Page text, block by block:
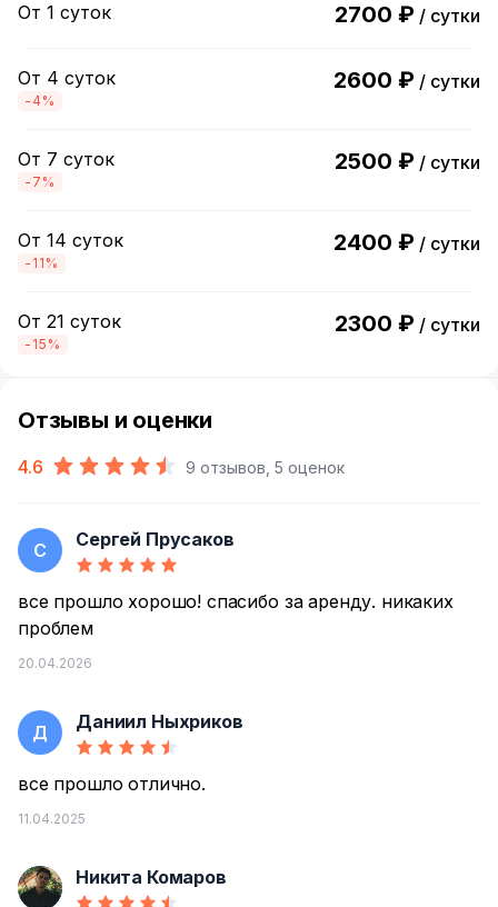
От 1 суток 2700 ₽ / сутки
От 4 суток
-4%
2600 ₽ / сутки
От 7 суток
-7%
2500 ₽ / сутки
От 14 суток
-11%
2400 ₽ / сутки
От 21 суток
-15%
2300 ₽ / сутки
Отзывы и оценки
4.6 9 отзывов, 5 оценок
С Сергей Прусаков
все прошло хорошо! спасибо за аренду. никаких
проблем
20.04.2026
Д Даниил Ныхриков
все прошло отлично.
11.04.2025
Н Никита Комаров